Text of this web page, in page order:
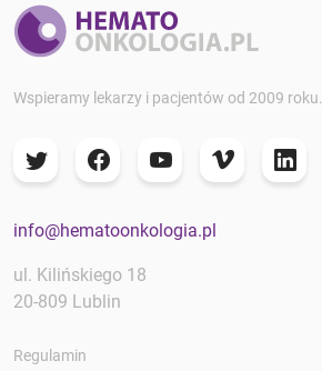
Wspieramy lekarzy i pacjentów od 2009 roku.
info@hematoonkologia.pl
ul. Kilińskiego 18
20-809 Lublin
Regulamin